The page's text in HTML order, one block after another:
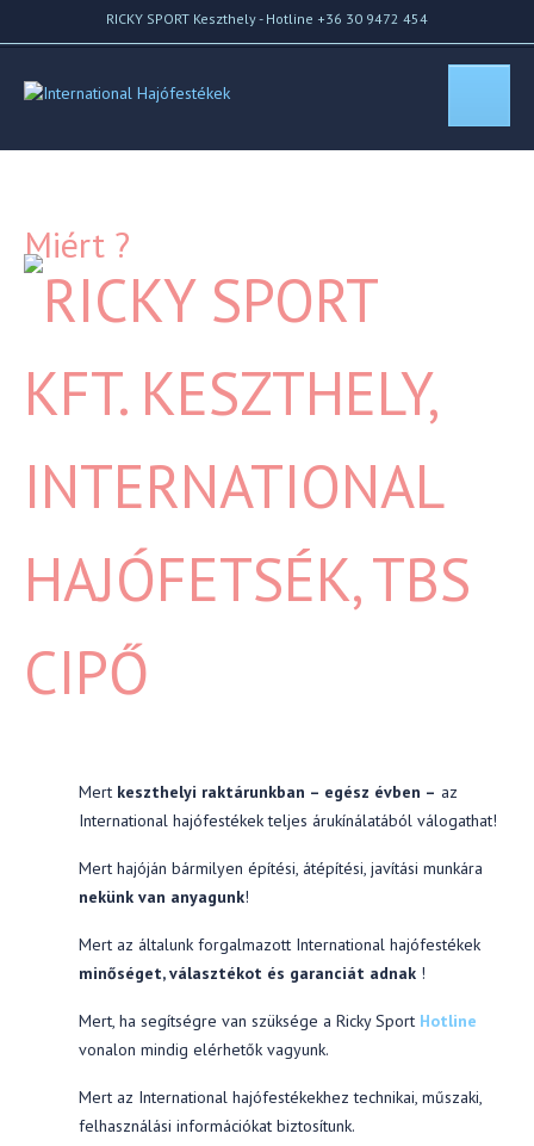
RICKY SPORT Keszthely - Hotline +36 30 9472 454
Miért ?
Mert keszthelyi raktárunkban – egész évben – az
International hajófestékek teljes árukínálatából válogathat!
Mert hajóján bármilyen építési, átépítési, javítási munkára
nekünk van anyagunk!
Mert az általunk forgalmazott International hajófestékek
minőséget, választékot és garanciát adnak !
Mert, ha segítségre van szüksége a Ricky Sport Hotline
vonalon mindig elérhetők vagyunk.
Mert az International hajófestékekhez technikai, műszaki,
felhasználási információkat biztosítunk.